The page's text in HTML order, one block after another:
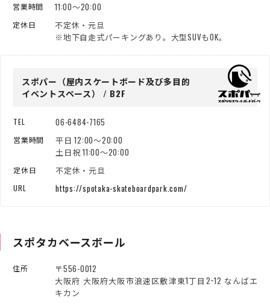
営業時間 11:00～20:00
定休日
不定休・元旦
※地下自走式パーキングあり。大型SUVもOK。
スポパー（屋内スケートボード及び多目的
イベントスペース） / B2F
TEL 06-6484-7165
営業時間
平日 12:00～20:00
土日祝 11:00～20:00
定休日 不定休・元旦
URL https://spotaka-skateboardpark.com/
スポタカベースボール
住所
〒556-0012
大阪府 大阪府大阪市浪速区敷津東1丁目2−12 なんばエ
キカン